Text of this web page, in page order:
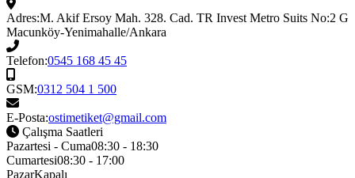
Adres:M. Akif Ersoy Mah. 328. Cad. TR Invest Metro Suits No:2 G
Macunköy-Yenimahalle/Ankara
Telefon:0545 168 45 45
GSM:0312 504 1 500
E-Posta:ostimetiket@gmail.com
Çalışma Saatleri
Pazartesi - Cuma08:30 - 18:30
Cumartesi08:30 - 17:00
PazarKapalı